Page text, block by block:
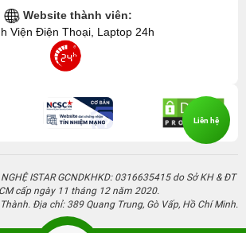
Website thành viên:
Viện Điện Thoại, Laptop 24h
ISTAR GCNDKHKD: 0316635415 do Sở KH & ĐT
cấp ngày 11 tháng 12 năm 2020.
Địa chỉ: 389 Quang Trung, Gò Vấp, Hồ Chí Minh.
Liên hệ